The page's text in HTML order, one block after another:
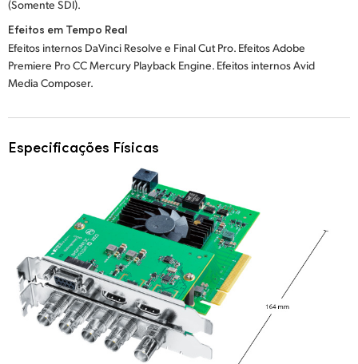
(Somente SDI).
Efeitos em Tempo Real
Efeitos internos DaVinci Resolve e Final Cut Pro. Efeitos Adobe
Premiere Pro CC Mercury Playback Engine. Efeitos internos Avid
Media Composer.
Especificações Físicas